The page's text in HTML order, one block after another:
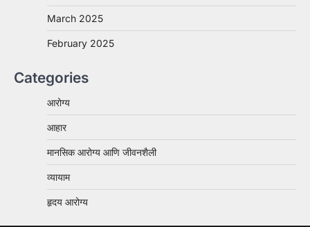
March 2025
February 2025
Categories
आरोग्य
आहार
मानसिक आरोग्य आणि जीवनशैली
व्यायाम
हृदय आरोग्य